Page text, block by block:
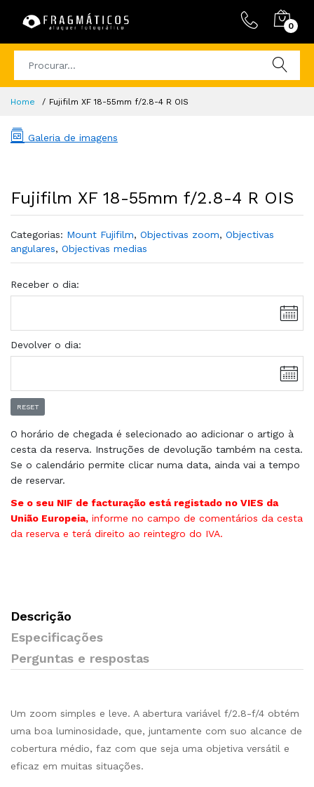
0
Home Fujifilm XF 18-55mm f/2.8-4 R OIS
Galeria de imagens
Fujifilm XF 18-55mm f/2.8-4 R OIS
Categorias: Mount Fujifilm, Objectivas zoom, Objectivas
angulares, Objectivas medias
Receber o dia:
Devolver o dia:
RESET
O horário de chegada é selecionado ao adicionar o artigo à
cesta da reserva. Instruções de devolução também na cesta.
Se o calendário permite clicar numa data, ainda vai a tempo
de reservar.
Se o seu NIF de facturação está registado no VIES da
União Europeia, informe no campo de comentários da cesta
da reserva e terá direito ao reintegro do IVA.
Descrição
Especificações
Perguntas e respostas
Um zoom simples e leve. A abertura variável f/2.8-f/4 obtém
uma boa luminosidade, que, juntamente com suo alcance de
cobertura médio, faz com que seja uma objetiva versátil e
eficaz em muitas situações.